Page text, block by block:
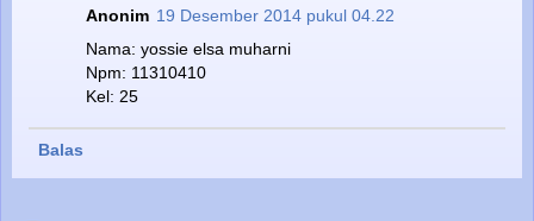
Anonim 19 Desember 2014 pukul 04.22
Nama: yossie elsa muharni
Npm: 11310410
Kel: 25
Balas